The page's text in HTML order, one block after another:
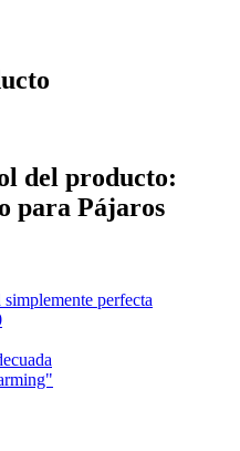
del producto:
para Pájaros
perfecta